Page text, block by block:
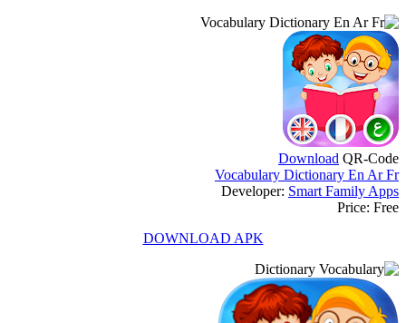
Download QR-Code
Vocabulary Dictionary En Ar Fr
Developer: Smart Family Apps
Price: Free
DOWNLOAD APK